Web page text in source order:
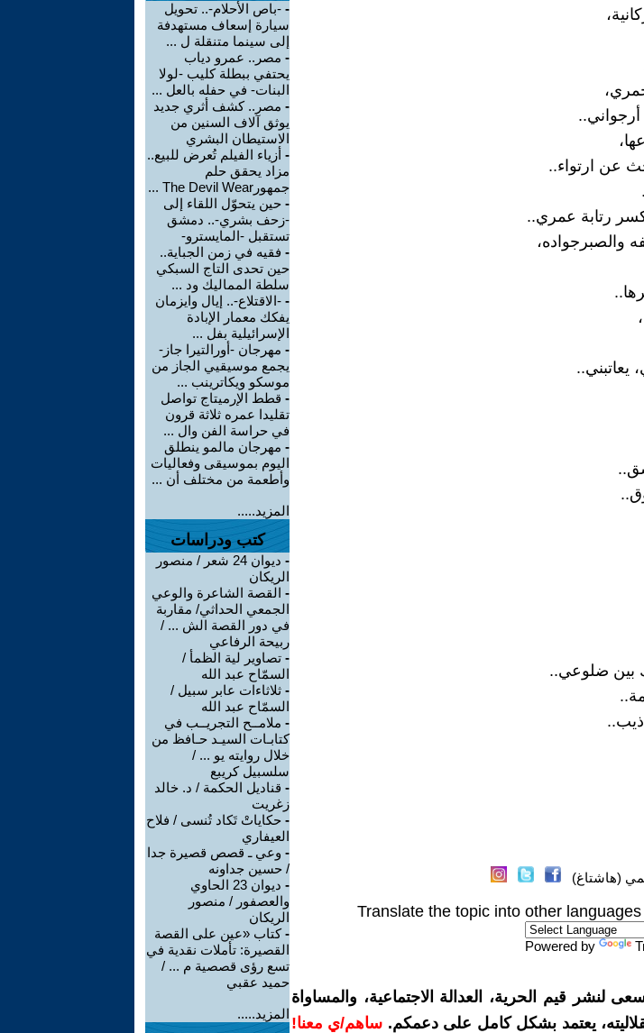
عن ارتواء..
رتابة عمري..
والصبرجواده،
يعاتبني..
بين ضلوعي..
(هاشتاغ)
Translate the topic into other languages
Powered by
قيم الحرية، العدالة الاجتماعية، والمساواة
يعتمد بشكل كامل على دعمكم. ساهم/ي معنا!
- -باص الأحلام-.. تحويل
سيارة إسعاف مستهدفة
إلى سينما متنقلة ل ...
- مصر.. عمرو دياب
يحتفي ببطلة كليب -لولا
البنات- في حفله بالعل ...
- مصر.. كشف أثري جديد
يوثق آلاف السنين من
الاستيطان البشري
- أزياء الفيلم تُعرض للبيع..
مزاد يحقق حلم
جمهورThe Devil Wear ...
- حين يتحوّل اللقاء إلى
-زحف بشري-.. دمشق
تستقبل -المايسترو-
- فقيه في زمن الجباية..
حين تحدى التاج السبكي
سلطة المماليك ود ...
- -الاقتلاع-.. إيال وايزمان
يفكك معمار الإبادة
الإسرائيلية بفل ...
- مهرجان -أورالتيرا جاز-
يجمع موسيقيي الجاز من
موسكو ويكاترينب ...
- قطط الإرميتاج تواصل
تقليدا عمره ثلاثة قرون
في حراسة الفن وال ...
- مهرجان مالمو ينطلق
اليوم بموسيقى وفعاليات
وأطعمة من مختلف أن ...
المزيد.....
كتب ودراسات
-
ديوان 24 شعر / منصور
الريكان
- القصة الشاعرة والوعي
الجمعي الحداثي/ مقاربة
في دور القصة الش ... /
ربيحة الرفاعي
- تصاوير لية الظمأ /
السمّاح عبد الله
- ثلاثاءات عابر سبيل /
السمّاح عبد الله
- ملامــح التجريــب في
كتابـات السيـد حـافظ من
خلال روايته يو ... /
سلسبيل كريبع
- قناديل الحكمة / د. خالد
زغريت
- حكاياتْ تَكاد تُنسى / فلاح
العيفاري
- وعي ـ قصص قصيرة جدا
/ حسين جداونه
-
ديوان 23 الحاوي
والعصفور / منصور
الريكان
-كتاب «عين على القصة
القصيرة: تأملات نقدية في
تسع رؤى قصصية م ... /
حميد عقبي
المزيد.....